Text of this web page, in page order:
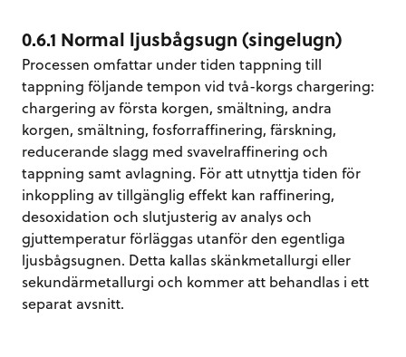
0.6.1 Normal ljusbågsugn (singelugn)
Processen omfattar under tiden tappning till
tappning följande tempon vid två-korgs chargering:
chargering av första korgen, smältning, andra
korgen, smältning, fosforraffinering, färskning,
reducerande slagg med svavelraffinering och
tappning samt avlagning. För att utnyttja tiden för
inkoppling av tillgänglig effekt kan raffinering,
desoxidation och slutjusterig av analys och
gjuttemperatur förläggas utanför den egentliga
ljusbågsugnen. Detta kallas skänkmetallurgi eller
sekundärmetallurgi och kommer att behandlas i ett
separat avsnitt.